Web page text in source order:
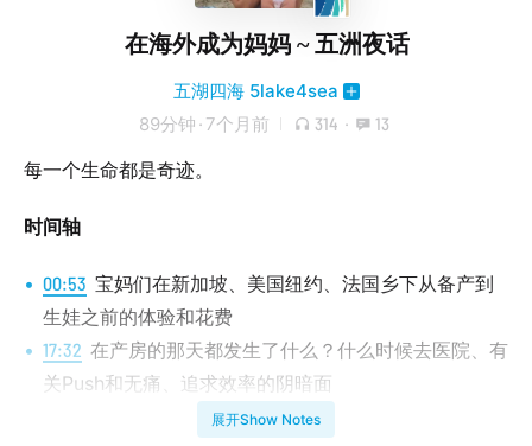
在海外成为妈妈 ~ 五洲夜话
五湖四海 5lake4sea
89分钟 · 7个月前 314 · 13
每一个生命都是奇迹。
时间轴
00:53 宝妈们在新加坡、美国纽约、法国乡下从备产到
生娃之前的体验和花费
17:32 在产房的那天都发生了什么？什么时候去医院、有
关Push和无痛、追求效率的阴暗面
生完之后的故事和事故，各种吐槽和准备建议
展开Show Notes